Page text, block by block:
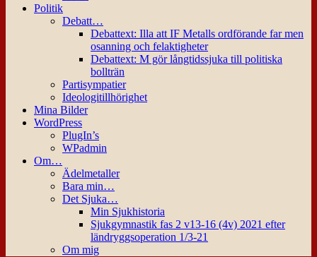
Politik
Debatt…
Debattext: Illa att IF Metalls ordförande far men
osanning och felaktigheter
Debattext: M gör långtidssjuka till politiska
bollträn
Partisympatier
Ideologitillhörighet
Mina Bilder
WordPress
PlugIn’s
WPadmin
Om…
Ädelmetaller
Bara min…
Det Sjuka…
Min Sjukhistoria
Sjukgymnastik fas 2 v13-16 (4v) 2021 efter
ländryggsoperation 1/3-21
Om mig